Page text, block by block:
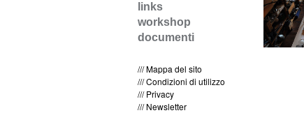
links
workshop
documenti
/// Mappa del sito
/// Condizioni di utilizzo
/// Privacy
/// Newsletter